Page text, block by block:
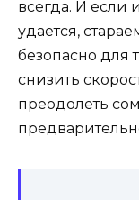
всегда. И если
удается,
безопасно для
снизить
преодолеть